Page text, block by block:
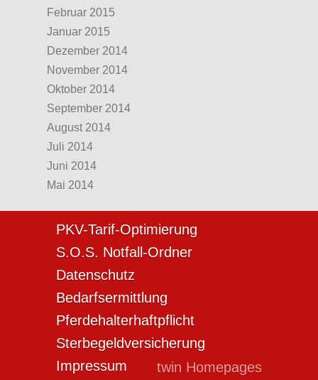
Februar 2015
Januar 2015
Dezember 2014
November 2014
Oktober 2014
September 2014
August 2014
Juli 2014
Juni 2014
Mai 2014
PKV-Tarif-Optimierung
S.O.S. Notfall-Ordner
Datenschutz
Bedarfsermittlung
Pferdehalterhaftpflicht
Sterbegeldversicherung
Impressum
twin Homepages